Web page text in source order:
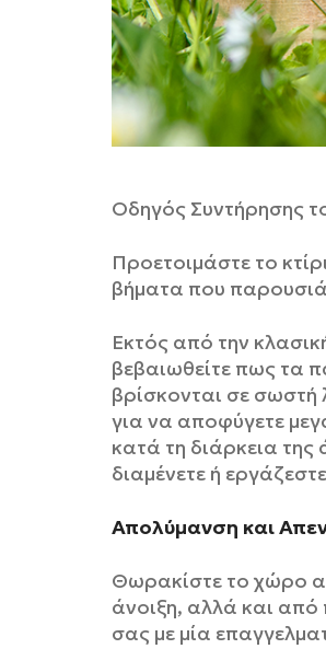
Οδηγός Συντήρησης
Προετοιμάστε το
βήματα που
Εκτός από την
βεβαιωθείτε πως τα
βρίσκονται σε σωστή
για να αποφύγετε
κατά τη διάρκεια
διαμένετε ή
Απολύμανση και
Θωρακίστε το χώρο
άνοιξη, αλλά και από
σας με μία